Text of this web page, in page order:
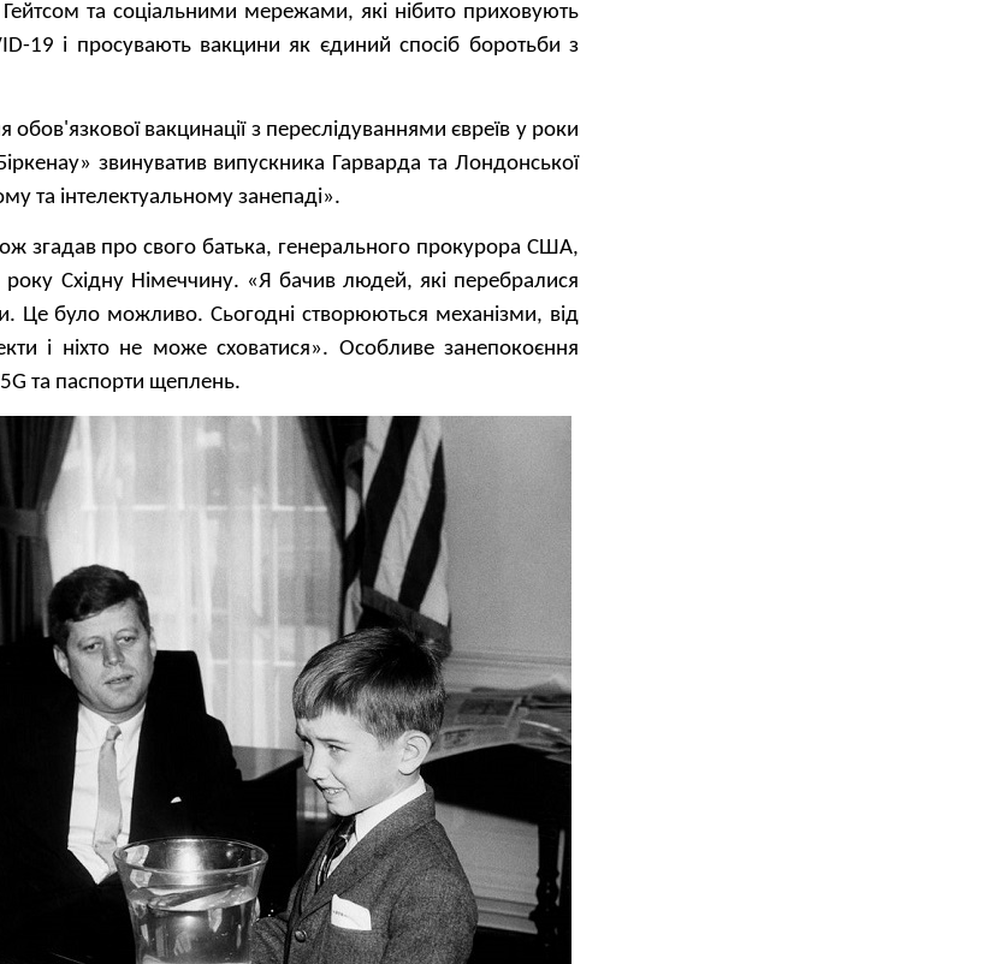
та соціальними мережами, які нібито приховують
19 і просувають вакцини як єдиний спосіб боротьби з
обов'язкової вакцинації з переслідуваннями євреїв у роки
звинуватив випускника Гарварда та Лондонської
та інтелектуальному занепаді».
згадав про свого батька, генерального прокурора США,
Східну Німеччину. «Я бачив людей, які перебралися
Це було можливо. Сьогодні створюються механізми, від
і ніхто не може сховатися». Особливе занепокоєння
та паспорти щеплень.